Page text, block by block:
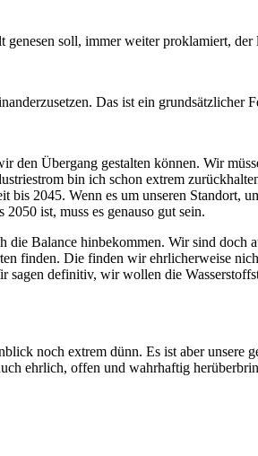
genesen soll, immer weiter proklamiert,
Das ist ein grundsätzlicher
Übergang gestalten können. Wir
bin ich schon extrem
bis 2045. Wenn es um unseren
ist, muss es genauso gut sein.
Balance hinbekommen. Wir sind doch
finden. Die finden wir ehrlicherweise
definitiv, wir wollen die
noch extrem dünn. Es ist aber unsere
ehrlich, offen und wahrhaftig